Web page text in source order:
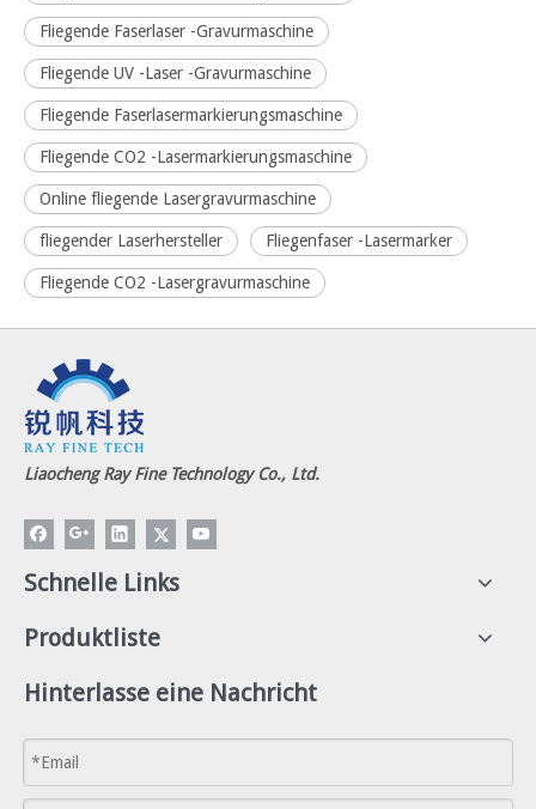
Fliegende Faserlaser -Gravurmaschine
Fliegende UV -Laser -Gravurmaschine
Fliegende Faserlasermarkierungsmaschine
Fliegende CO2 -Lasermarkierungsmaschine
Online fliegende Lasergravurmaschine
fliegender Laserhersteller Fliegenfaser -Lasermarker
Fliegende CO2 -Lasergravurmaschine
Liaocheng Ray Fine Technology Co., Ltd.
Schnelle Links
Produktliste
Hinterlasse eine Nachricht